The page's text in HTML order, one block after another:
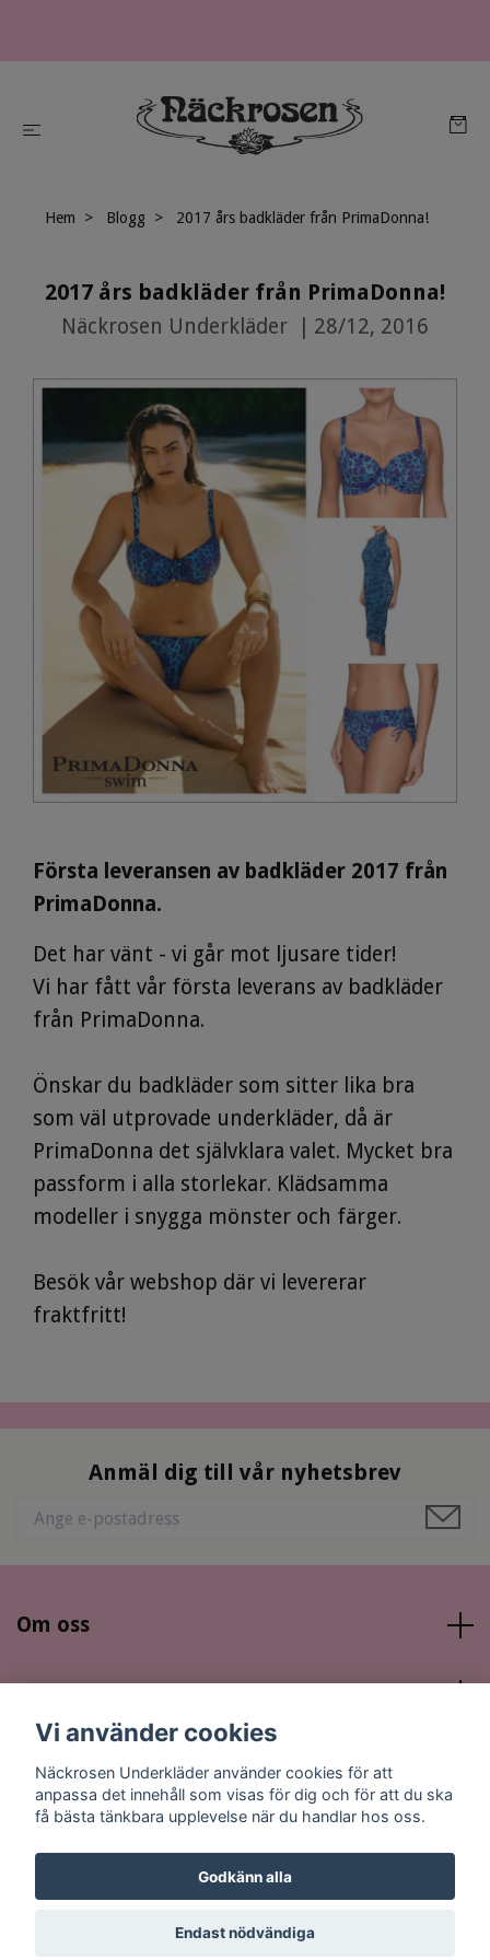
Hem Blogg 2017 års badkläder från PrimaDonna!
2017 års badkläder från PrimaDonna!
Näckrosen Underkläder 28/12, 2016
Första leveransen av badkläder 2017 från
PrimaDonna.
Det har vänt - vi går mot ljusare tider!
Vi har fått vår första leverans av badkläder
från PrimaDonna.
Önskar du badkläder som sitter lika bra
som väl utprovade underkläder, då är
PrimaDonna det självklara valet. Mycket bra
passform i alla storlekar. Klädsamma
modeller i snygga mönster och färger.
Besök vår webshop där vi levererar
fraktfritt!
Anmäl dig till vår nyhetsbrev
Om oss
Sociala medier
© 2026 Näckrosen Underkläder
Vi använder cookies
Näckrosen Underkläder använder cookies för att
anpassa det innehåll som visas för dig och för att du ska
få bästa tänkbara upplevelse när du handlar hos oss.
Godkänn alla
Endast nödvändiga